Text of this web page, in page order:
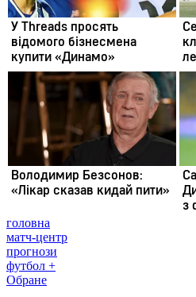
головна
матч-центр
прогнози
футбол +
Обране